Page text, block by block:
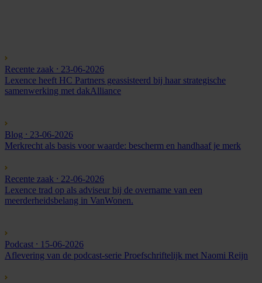
Recente zaak ⸱ 23-06-2026
Lexence heeft HC Partners geassisteerd bij haar strategische
samenwerking met dakAlliance
Blog ⸱ 23-06-2026
Merkrecht als basis voor waarde: bescherm en handhaaf je merk
Recente zaak ⸱ 22-06-2026
Lexence trad op als adviseur bij de overname van een
meerderheidsbelang in VanWonen.
Podcast ⸱ 15-06-2026
Aflevering van de podcast-serie Proefschriftelijk met Naomi Reijn